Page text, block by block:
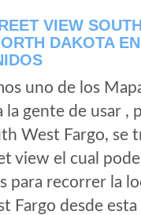
VIEW
DAKOTA EN
uno de los
la gente de usar ,
West Fargo, se
view el cual
para recorrer la
Fargo desde esta